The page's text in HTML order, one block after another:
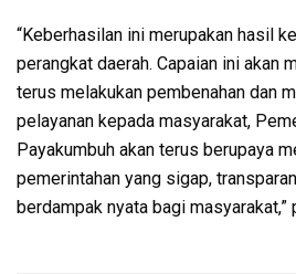
“Keberhasilan ini merupakan hasil
perangkat daerah. Capaian ini akan
terus melakukan pembenahan dan
pelayanan kepada masyarakat,
Payakumbuh akan terus berupaya
pemerintahan yang sigap,
berdampak nyata bagi masyarakat,”